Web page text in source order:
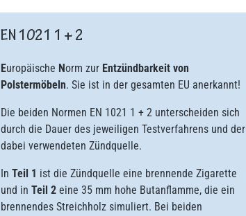
EN 1021 1 + 2
Europäische Norm zur Entzündbarkeit von
Polstermöbeln. Sie ist in der gesamten EU anerkannt!
Die beiden Normen EN 1021 1 + 2 unterscheiden sich
durch die Dauer des jeweiligen Testverfahrens und der
dabei verwendeten Zündquelle.
In Teil 1 ist die Zündquelle eine brennende Zigarette
und in Teil 2eine 35 mm hohe Butanflamme, die ein
brennendes Streichholz simuliert. Bei beiden